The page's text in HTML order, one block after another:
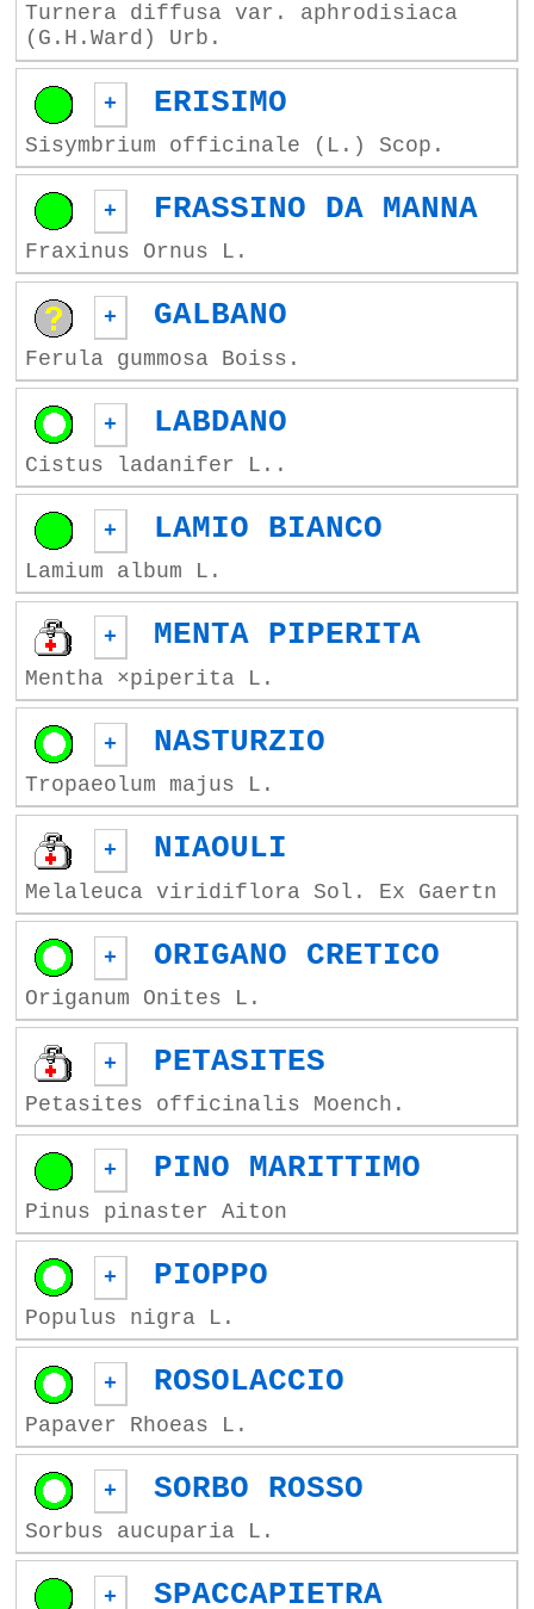
Turnera diffusa var. aphrodisiaca
(G.H.Ward) Urb.
+ ERISIMO
Sisymbrium officinale (L.) Scop.
+ FRASSINO DA MANNA
Fraxinus Ornus L.
+ GALBANO
Ferula gummosa Boiss.
+ LABDANO
Cistus ladanifer L..
+ LAMIO BIANCO
Lamium album L.
+ MENTA PIPERITA
Mentha ×piperita L.
+ NASTURZIO
Tropaeolum majus L.
+ NIAOULI
Melaleuca viridiflora Sol. Ex Gaertn
+ ORIGANO CRETICO
Origanum Onites L.
+ PETASITES
Petasites officinalis Moench.
+ PINO MARITTIMO
Pinus pinaster Aiton
+ PIOPPO
Populus nigra L.
+ ROSOLACCIO
Papaver Rhoeas L.
+ SORBO ROSSO
Sorbus aucuparia L.
+ SPACCAPIETRA